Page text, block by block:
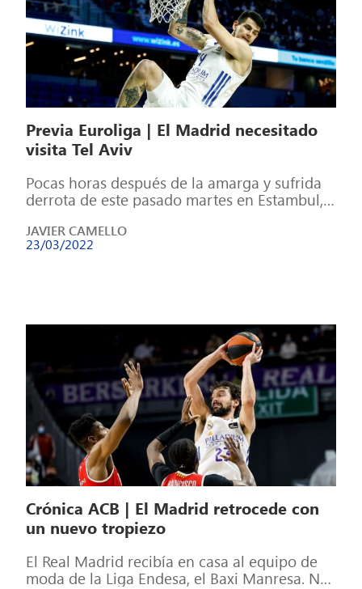
Previa Euroliga | El Madrid necesitado
visita Tel Aviv
Pocas horas después de la amarga y sufrida
derrota de este pasado martes en Estambul,
JAVIER CAMELLO
23/03/2022
Crónica ACB | El Madrid retrocede con
un nuevo tropiezo
El Real Madrid recibía en casa al equipo de
moda de la Liga Endesa, el Baxi Manresa. Nos